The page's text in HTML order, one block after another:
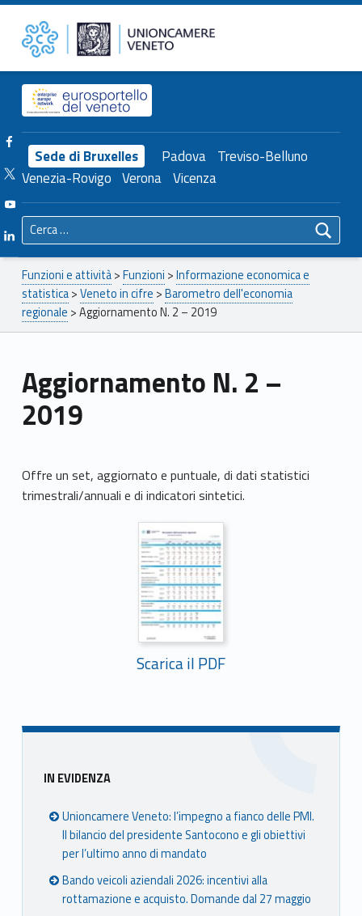
Aggiornamento N. 2 – 2019 – Unioncamere del Veneto Unioncamere del Veneto
Header info sidebar
Sede di Bruxelles Padova Treviso-Belluno
Venezia-Rovigo Verona Vicenza
Facebook Unioncamere Veneto
Twitter Unioncamere Veneto
Youtube Unioncamere Veneto
Linkedin Unioncamere Veneto
Ricerca per:
Breadcrumbs navigation
Funzioni e attività>Funzioni >Informazione economica e
statistica>Veneto in cifre >Barometro dell'economia
regionale >Aggiornamento N. 2 – 2019
Aggiornamento N. 2 –
2019
Offre un set, aggiornato e puntuale, di dati statistici
trimestrali/annuali e di indicatori sintetici.
Scarica il PDF
Sidebar
IN EVIDENZA
Unioncamere Veneto: l’impegno a fianco delle PMI.
Il bilancio del presidente Santocono e gli obiettivi
per l’ultimo anno di mandato
Bando veicoli aziendali 2026: incentivi alla
rottamazione e acquisto. Domande dal 27 maggio